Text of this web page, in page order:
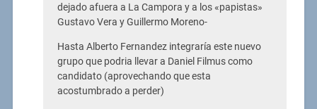
dejado afuera a La Campora y a los «papistas»
Gustavo Vera y Guillermo Moreno-
Hasta Alberto Fernandez integraría este nuevo
grupo que podria llevar a Daniel Filmus como
candidato (aprovechando que esta
acostumbrado a perder)